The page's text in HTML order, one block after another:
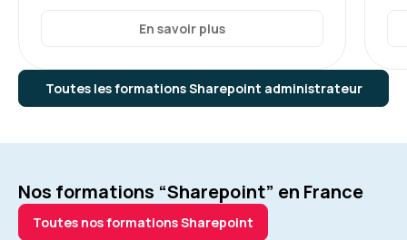
Toutes les formations Sharepoint administrateur
En savoir plus
Nos formations “Sharepoint” en France
Toutes nos formations Sharepoint